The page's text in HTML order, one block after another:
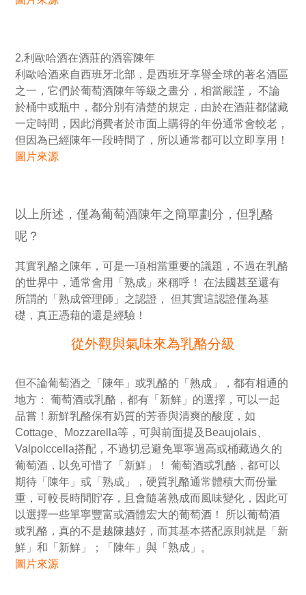
2.利歐哈酒在酒莊的酒窖陳年
利歐哈酒來自西班牙北部，是西班牙享譽全球的著名酒區
之一，它們於葡萄酒陳年等級之畫分，相當嚴謹， 不論
於桶中或瓶中，都分別有清楚的規定，由於在酒莊都儲藏
一定時間，因此消費者於市面上購得的年份通常會較老，
但因為已經陳年一段時間了，所以通常都可以立即享用！
圖片來源
以上所述，僅為葡萄酒陳年之簡單劃分，但乳酪
呢？
其實乳酪之陳年，可是一項相當重要的議題，不過在乳酪
的世界中，通常會用「熟成」來稱呼！ 在法國甚至還有
所謂的「熟成管理師」之認證， 但其實這認證僅為基
礎，真正憑藉的還是經驗！
從外觀與氣味來為乳酪分級
但不論葡萄酒之「陳年」或乳酪的「熟成」，都有相通的
地方： 葡萄酒或乳酪，都有「新鮮」的選擇，可以一起
品嘗！新鮮乳酪保有奶質的芳香與清爽的酸度，如
Cottage、Mozzarella等，可與前面提及Beaujolais、
Valpolccella搭配，不過切忌避免單寧過高或桶藏過久的
葡萄酒，以免可惜了「新鮮」！ 葡萄酒或乳酪，都可以
期待「陳年」或「熟成」，硬質乳酪通常體積大而份量
重，可較長時間貯存，且會隨著熟成而風味變化，因此可
以選擇一些單寧豐富或酒體宏大的葡萄酒！ 所以葡萄酒
或乳酪，真的不是越陳越好，而其基本搭配原則就是「新
鮮」和「新鮮」；「陳年」與「熟成」。
圖片來源